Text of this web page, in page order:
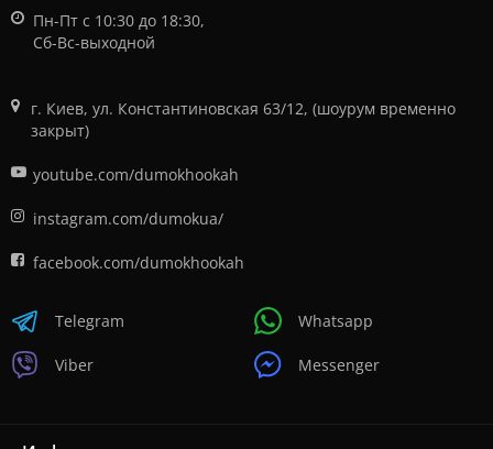
Пн-Пт с 10:30 до 18:30,
Сб-Вс-выходной
г. Киев, ул. Константиновская 63/12, (шоурум временно
закрыт)
youtube.com/dumokhookah
instagram.com/dumokua/
facebook.com/dumokhookah
Telegram
Viber
Whatsapp
Messenger